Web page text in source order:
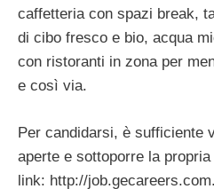
caffetteria con spazi break,
di cibo fresco e bio, acqua
con ristoranti in zona per
e così via.
Per candidarsi, è sufficiente
aperte e sottoporre la
link: http://job.gecareers.com.